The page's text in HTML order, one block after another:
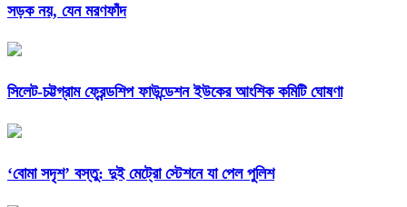
সড়ক নয়, যেন মরণফাঁদ
সিলেট-চট্টগ্রাম ফ্রেন্ডশিপ ফাউন্ডেশন ইউকের আংশিক কমিটি ঘোষণা
‘বোমা সদৃশ’ বস্তু: দুই মেট্রো স্টেশনে যা পেল পুলিশ